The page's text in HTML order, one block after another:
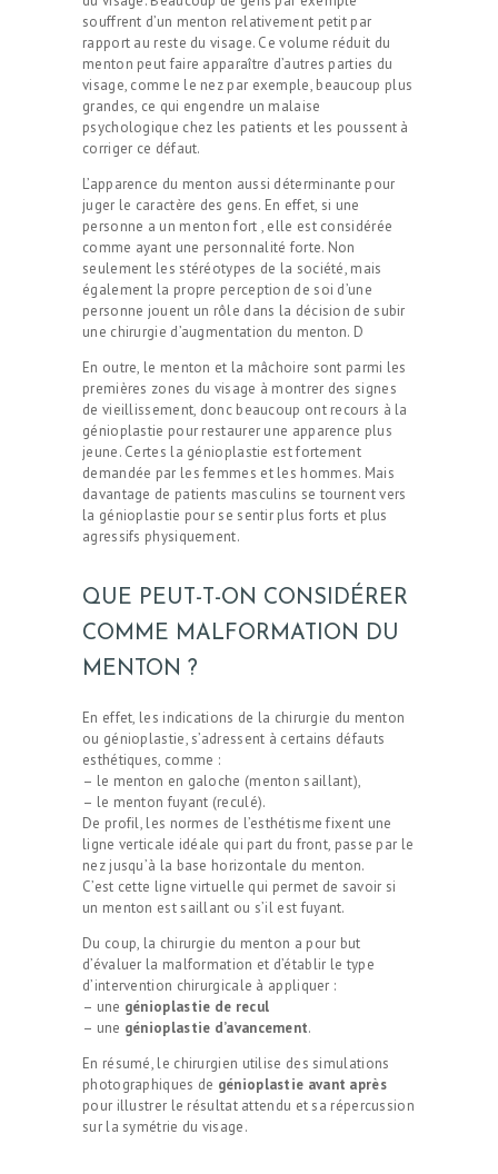
souffrent d’un menton relativement petit par
rapport au reste du visage. Ce volume réduit du
menton peut faire apparaître d’autres parties du
visage, comme le nez par exemple, beaucoup plus
grandes, ce qui engendre un malaise
psychologique chez les patients et les poussent à
corriger ce défaut.
L’apparence du menton aussi déterminante pour
juger le caractère des gens. En effet, si une
personne a un menton fort , elle est considérée
comme ayant une personnalité forte. Non
seulement les stéréotypes de la société, mais
également la propre perception de soi d’une
personne jouent un rôle dans la décision de subir
une chirurgie d’augmentation du menton. D
En outre, le menton et la mâchoire sont parmi les
premières zones du visage à montrer des signes
de vieillissement, donc beaucoup ont recours à la
génioplastie pour restaurer une apparence plus
jeune. Certes la génioplastie est fortement
demandée par les femmes et les hommes. Mais
davantage de patients masculins se tournent vers
la génioplastie pour se sentir plus forts et plus
agressifs physiquement.
QUE PEUT-T-ON CONSIDÉRER
COMME MALFORMATION DU
MENTON ?
En effet, les indications de la chirurgie du menton
ou génioplastie, s’adressent à certains défauts
esthétiques, comme :
– le menton en galoche (menton saillant),
– le menton fuyant (reculé).
De profil, les normes de l’esthétisme fixent une
ligne verticale idéale qui part du front, passe par le
nez jusqu’à la base horizontale du menton.
C’est cette ligne virtuelle qui permet de savoir si
un menton est saillant ou s’il est fuyant.
Du coup, la chirurgie du menton a pour but
d’évaluer la malformation et d’établir le type
d’intervention chirurgicale à appliquer :
– une génioplastie de recul
– une génioplastie d’avancement.
En résumé, le chirurgien utilise des simulations
photographiques de génioplastie avant après
pour illustrer le résultat attendu et sa répercussion
sur la symétrie du visage.